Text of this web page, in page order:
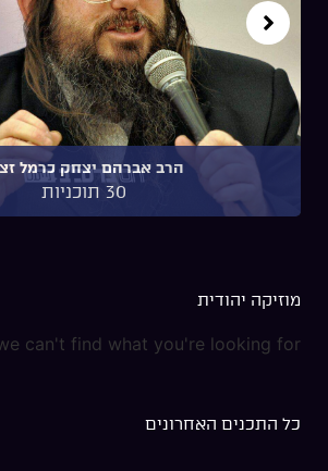
הרב אברהם יצחק כרמל
30 תוכניות
מוזיקה יהודית
can't find what you're looking for.
כל התכנים האחרונים